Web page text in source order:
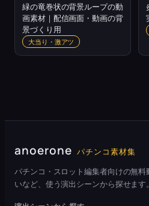
緑の竜巻状の背景ループの動
画素材｜配信画面・動画の背
景づくり用
大当り・激アツ
anoerone パチンコ素材集
パチンコ・スロット編集者向けの無
いなど、使う演出シーンから探せます。